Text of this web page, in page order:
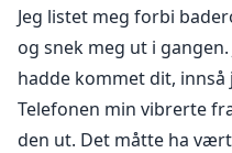
Jeg listet meg forbi
og snek meg ut i
hadde kommet dit, innså
Telefonen min vibrerte
den ut. Det måtte ha vært